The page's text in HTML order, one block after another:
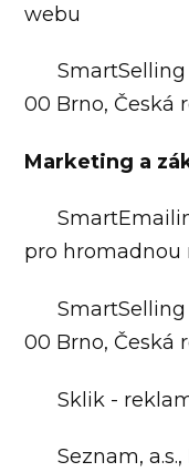
webu
SmartSelling
00 Brno, Česká
Marketing a
pro hromadnou
SmartSelling
00 Brno, Česká
Sklik -
Seznam, a.s.,